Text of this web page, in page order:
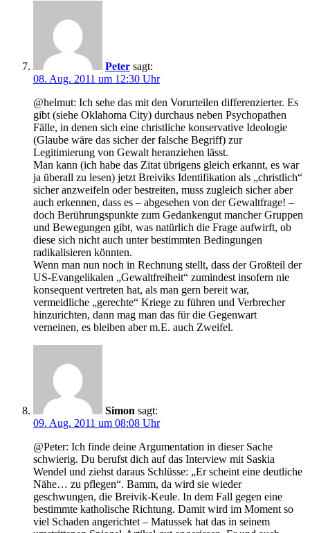
Peter sagt:
08. Aug. 2011 um 12:30 Uhr
@helmut: Ich sehe das mit den Vorurteilen differenzierter. Es
gibt (siehe Oklahoma City) durchaus neben Psychopathen
Fälle, in denen sich eine christliche konservative Ideologie
(Glaube wäre das sicher der falsche Begriff) zur
Legitimierung von Gewalt heranziehen lässt.
Man kann (ich habe das Zitat übrigens gleich erkannt, es war
ja überall zu lesen) jetzt Breiviks Identifikation als „christlich“
sicher anzweifeln oder bestreiten, muss zugleich sicher aber
auch erkennen, dass es – abgesehen von der Gewaltfrage! –
doch Berührungspunkte zum Gedankengut mancher Gruppen
und Bewegungen gibt, was natürlich die Frage aufwirft, ob
diese sich nicht auch unter bestimmten Bedingungen
radikalisieren könnten.
Wenn man nun noch in Rechnung stellt, dass der Großteil der
US-Evangelikalen „Gewaltfreiheit“ zumindest insofern nie
konsequent vertreten hat, als man gern bereit war,
vermeidliche „gerechte“ Kriege zu führen und Verbrecher
hinzurichten, dann mag man das für die Gegenwart
verneinen, es bleiben aber m.E. auch Zweifel.
Simon sagt:
09. Aug. 2011 um 08:08 Uhr
@Peter: Ich finde deine Argumentation in dieser Sache
schwierig. Du berufst dich auf das Interview mit Saskia
Wendel und ziehst daraus Schlüsse: „Er scheint eine deutliche
Nähe… zu pflegen“. Bamm, da wird sie wieder
geschwungen, die Breivik-Keule. In dem Fall gegen eine
bestimmte katholische Richtung. Damit wird im Moment so
viel Schaden angerichtet – Matussek hat das in seinem